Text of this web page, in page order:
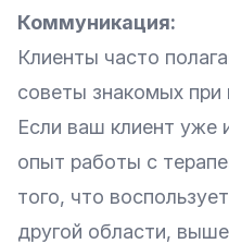
Коммуникация:
Клиенты часто
советы знакомых при
Если ваш клиент уже
опыт работы с
того, что
другой области,